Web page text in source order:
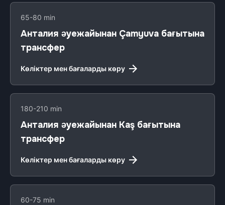
65-80 min
Анталия әуежайынан Çamyuva бағытына
трансфер
Көліктер мен бағаларды көру
180-210 min
Анталия әуежайынан Kaş бағытына
трансфер
Көліктер мен бағаларды көру
60-75 min